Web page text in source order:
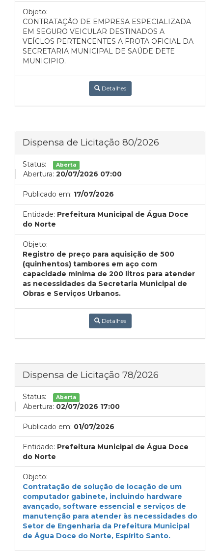
Objeto:
CONTRATAÇÃO DE EMPRESA ESPECIALIZADA
EM SEGURO VEICULAR DESTINADOS A
VEÍCLOS PERTENCENTES A FROTA OFICIAL DA
SECRETARIA MUNICIPAL DE SAÚDE DETE
MUNICIPIO.
Detalhes
Dispensa de Licitação 80/2026
Status: Aberta
Abertura: 20/07/2026 07:00
Publicado em: 17/07/2026
Entidade: Prefeitura Municipal de Água Doce
do Norte
Objeto:
Registro de preço para aquisição de 500
(quinhentos) tambores em aço com
capacidade mínima de 200 litros para atender
as necessidades da Secretaria Municipal de
Obras e Serviços Urbanos.
Detalhes
Dispensa de Licitação 78/2026
Status: Aberta
Abertura: 02/07/2026 17:00
Publicado em: 01/07/2026
Entidade: Prefeitura Municipal de Água Doce
do Norte
Objeto:
Contratação de solução de locação de um
computador gabinete, incluindo hardware
avançado, software essencial e serviços de
manutenção para atender às necessidades do
Setor de Engenharia da Prefeitura Municipal
de Água Doce do Norte, Espírito Santo.